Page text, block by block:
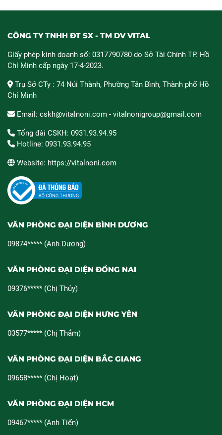
CÔNG TY TNHH ĐT SX - TM DV VITAL
Giấy phép kinh doanh số: 0317790780 do Sở Tài Chính TP. Hồ
Chí Minh cấp ngày 17-4-2023.
Trụ Sở CTy : 74 Núi Thành, Phường Tân Bình, Thành phố Hồ
Chí Minh
Email: cskh@vitalnoni.com - vitalnonigroup@gmail.com
Tổng đài CSKH: 0931.93.94.95
Hotline: 0931.93.94.95
Website: https://vitalnoni.com
VĂN PHÒNG ĐẠI DIỆN BÌNH DƯƠNG
09874***** (Anh Dương)
VĂN PHÒNG ĐẠI DIỆN ĐỒNG NAI
09376***** (Chị Thủy)
VĂN PHÒNG ĐẠI DIỆN HƯNG YÊN
03577***** (Chị Thắm)
VĂN PHÒNG ĐẠI DIỆN BẮC GIANG
09658***** (Chị Hoạt)
VĂN PHÒNG ĐẠI DIỆN HCM
09467***** (Anh Tiến)